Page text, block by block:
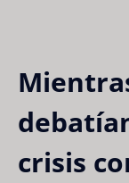
crisis